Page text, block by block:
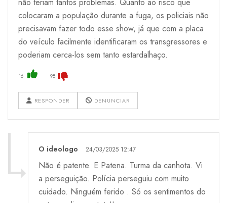
colocaram a população durante a fuga, os policiais não
precisavam fazer todo esse show, já que com a placa
do veículo facilmente identificaram os transgressores e
poderiam cerca-los sem tanto estardalhaço.
16 98
RESPONDER DENUNCIAR
O ideologo 24/03/2025 12:47
Não é patente. E Patena. Turma da canhota. Vi
a perseguição. Polícia perseguiu com muito
cuidado. Ninguém ferido . Só os sentimentos do